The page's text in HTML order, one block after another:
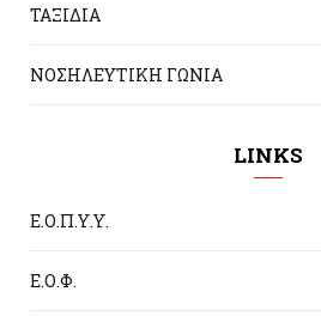
ΤΑΞΙΔΙΑ
ΝΟΣΗΛΕΥΤΙΚΗ ΓΩΝΙΑ
LINKS
Ε.Ο.Π.Υ.Υ.
Ε.Ο.Φ.